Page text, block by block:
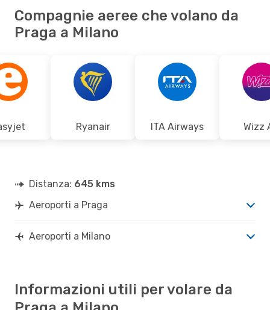
Compagnie aeree che volano da
Praga a Milano
Ryanair ITA Airways Wizz
Distanza: 645 kms
Aeroporti a Praga
Aeroporti a Milano
Informazioni utili per volare da